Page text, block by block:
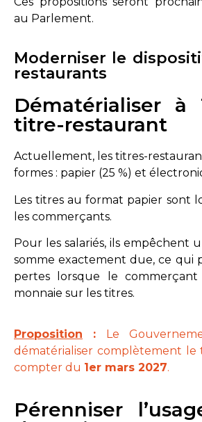
au Parlement.
Moderniser le
restaurants
Dématérialiser à
titre-restaurant
Actuellement, les titres-
formes : papier (25 %) et
Les titres au format papier sont
les commerçants.
Pour les salariés, ils empêchent
somme exactement due, ce qui
pertes lorsque le
monnaie sur les titres.
Proposition : Le
dématérialiser complètement le
compter du 1er mars 2027.
Pérenniser